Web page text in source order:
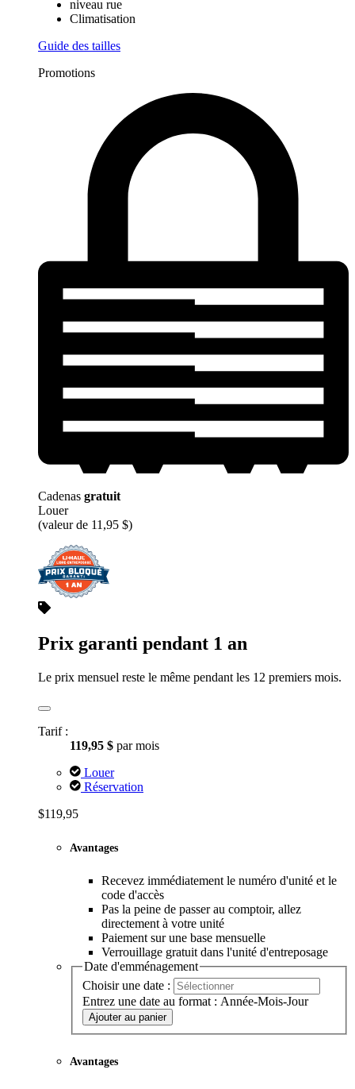
niveau rue
Climatisation
Guide des tailles
Promotions
Cadenas gratuit
Louer
(valeur de 11,95 $)
Prix garanti pendant 1 an
Le prix mensuel reste le même pendant les 12 premiers mois.
Tarif :
119,95 $ par mois
Louer
Réservation
$119,95
Avantages
Recevez immédiatement le numéro d'unité et le
code d'accès
Pas la peine de passer au comptoir, allez
directement à votre unité
Paiement sur une base mensuelle
Verrouillage gratuit dans l'unité d'entreposage
Date d'emménagement
Choisir une date :
Entrez une date au format : Année-Mois-Jour
Ajouter au panier
Avantages